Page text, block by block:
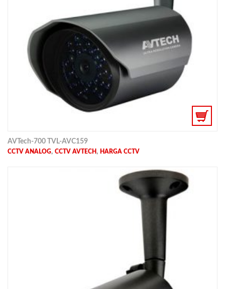
AVTech-700 TVL-AVC159
CCTV ANALOG, CCTV AVTECH , HARGA CCTV